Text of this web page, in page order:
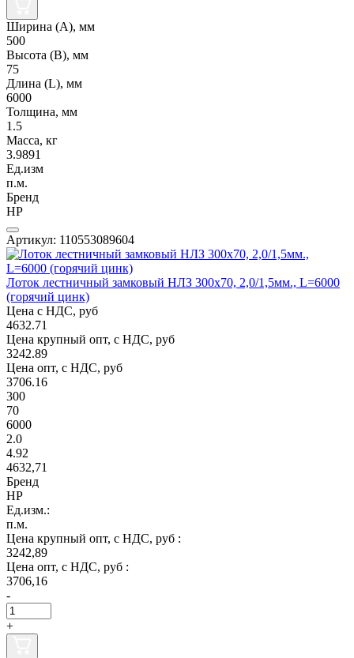
Ширина (А), мм
500
Высота (В), мм
75
Длина (L), мм
6000
Толщина, мм
1.5
Масса, кг
3.9891
Ед.изм
п.м.
Бренд
НР
Артикул: 110553089604
Лоток лестничный замковый НЛЗ 300х70, 2,0/1,5мм., L=6000
(горячий цинк)
Цена с НДС, руб
4632.71
Цена крупный опт, с НДС, руб
3242.89
Цена опт, с НДС, руб
3706.16
300
70
6000
2.0
4.92
4632,71
Бренд
НР
Ед.изм.:
п.м.
Цена крупный опт, с НДС, руб :
3242,89
Цена опт, с НДС, руб :
3706,16
-
+